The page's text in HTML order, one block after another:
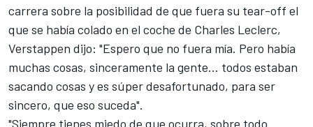
carrera sobre la posibilidad de que fuera su tear-off el
que se había colado en el coche de Charles Leclerc,
Verstappen dijo: "Espero que no fuera mía. Pero había
muchas cosas, sinceramente la gente... todos estaban
sacando cosas y es súper desafortunado, para ser
sincero, que eso suceda".
"Siempre tienes miedo de que ocurra, sobre todo